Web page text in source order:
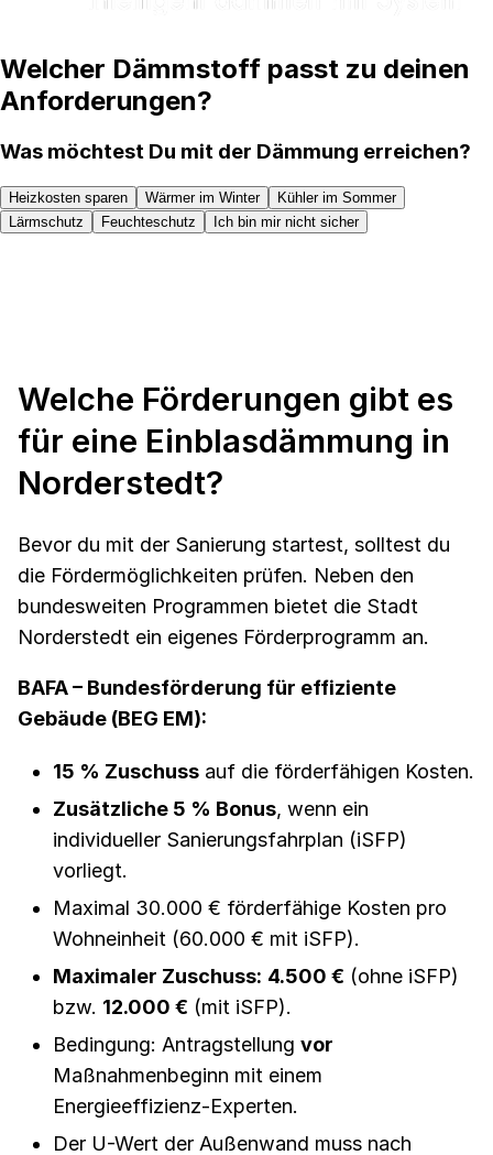
Welcher Dämmstoff passt zu deinen
Anforderungen?
Was möchtest Du mit der Dämmung erreichen?
Heizkosten sparen Wärmer im Winter
Kühler im Sommer
Lärmschutz
Feuchteschutz Ich bin mir nicht sicher
Welche Förderungen gibt es
für eine Einblasdämmung in
Norderstedt?
Bevor du mit der Sanierung startest, solltest du
die Fördermöglichkeiten prüfen. Neben den
bundesweiten Programmen bietet die Stadt
Norderstedt ein eigenes Förderprogramm an.
BAFA – Bundesförderung für effiziente
Gebäude (BEG EM):
15 % Zuschuss auf die förderfähigen Kosten.
Zusätzliche 5 % Bonus, wenn ein
individueller Sanierungsfahrplan (iSFP)
vorliegt.
Maximal 30.000 € förderfähige Kosten pro
Wohneinheit (60.000 € mit iSFP).
Maximaler Zuschuss: 4.500 € (ohne iSFP)
bzw. 12.000 € (mit iSFP).
Bedingung: Antragstellung vor
Maßnahmenbeginn mit einem
Energieeffizienz-Experten.
Der U-Wert der Außenwand muss nach